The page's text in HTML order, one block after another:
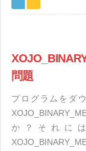
問題
プログラムをダ
か？それに